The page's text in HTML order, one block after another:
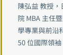
陳弘益 教授
院 MBA 主任
學專業與前沿
50 位國際領